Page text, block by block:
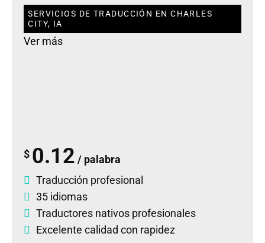
SERVICIOS DE TRADUCCIÓN EN CHARLES
CITY, IA
Ver más
$ 0.12 / palabra
Traducción profesional
35 idiomas
Traductores nativos profesionales
Excelente calidad con rapidez